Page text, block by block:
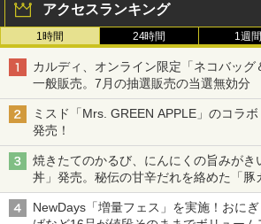
アクセスランキング
1時間 24時間 1週間
カルディ、オンライン限定「ネコバッグ
一般販売。7月の抽選販売の当選無効分
ミスド「Mrs. GREEN APPLE」のコラ
発売！
焼きたてのかるび、にんにくの旨みがき
丼」発売。秘伝の甘辛だれを絡めた「豚
NewDays「増量フェス」を実施！おに